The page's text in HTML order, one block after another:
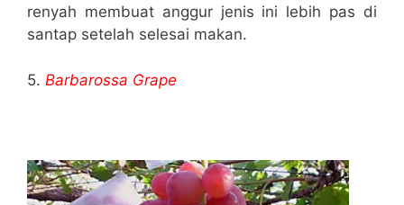
renyah membuat anggur jenis ini lebih pas di
santap setelah selesai makan.
5. Barbarossa Grape